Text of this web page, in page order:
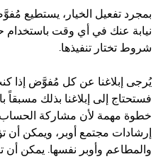
بمجرد تفعيل الخيار، يستطيع
نيابة عنك في أي وقت باستخدام
شروط تختار تنفيذها.
يُرجى إبلاغنا عن كل مُفوَّض إذا
فستحتاج إلى إبلاغنا بذلك مسبقاً
خطوة مهمة لأن مشاركة الحساب
إرشادات مجتمع أوبر، ويمكن أن
والمطاعم وأوبر نفسها. يمكن